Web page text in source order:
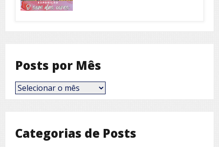
Posts por Mês
Posts
por
Categorias de Posts